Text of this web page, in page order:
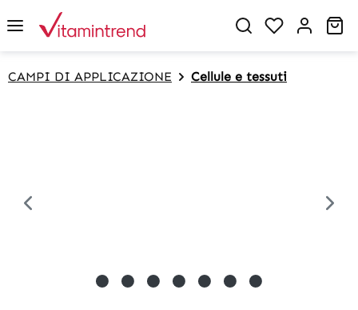
content
CAMPI DI APPLICAZIONE Cellule e tessuti